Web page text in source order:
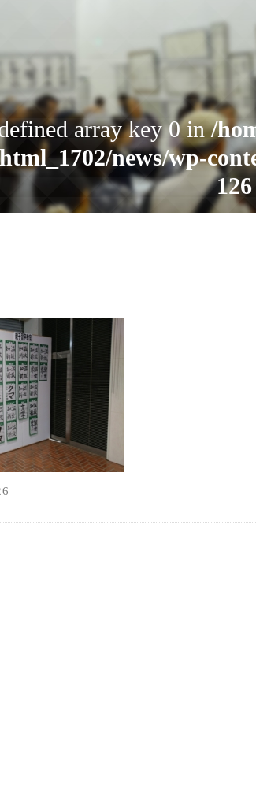
array key 0 in/
news/wp-
126
public_html/yomiuri-
お知らせ
読売書法会について
読売書法展
デジタルアーカイブ
オンラインショップ
お問い合わせ